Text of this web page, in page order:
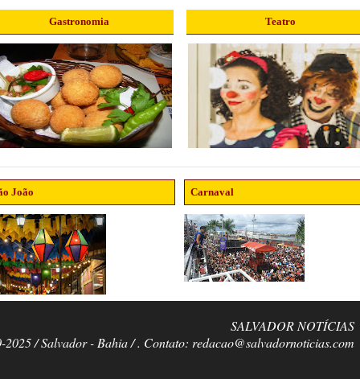
Gastronomia Teatro
João Carnaval
SALVADOR NOTÍCIAS
2025 / Salvador - Bahia / . Contato: redacao@salvadornoticias.com